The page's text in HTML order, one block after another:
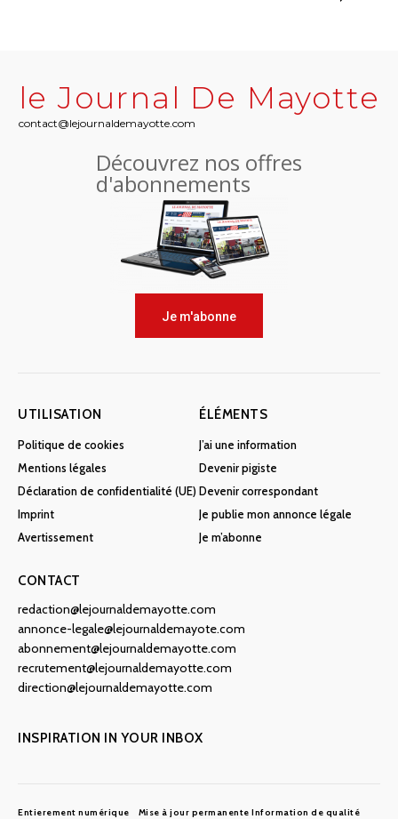
le Journal De Mayotte
contact@lejournaldemayotte.com
Découvrez nos offres
d'abonnements
Je m'abonne
UTILISATION
Politique de cookies
Mentions légales
Déclaration de confidentialité (UE)
Imprint
Avertissement
ÉLÉMENTS
J’ai une information
Devenir pigiste
Devenir correspondant
Je publie mon annonce légale
Je m’abonne
CONTACT
redaction@lejournaldemayotte.com
annonce-legale@lejournaldemayote.com
abonnement@lejournaldemayotte.com
recrutement@lejournaldemayotte.com
direction@lejournaldemayotte.com
INSPIRATION IN YOUR INBOX
Entierement numérique Mise à jour permanente Information de qualité